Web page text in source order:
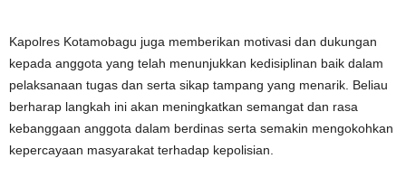
Kapolres Kotamobagu juga memberikan motivasi dan dukungan
kepada anggota yang telah menunjukkan kedisiplinan baik dalam
pelaksanaan tugas dan serta sikap tampang yang menarik. Beliau
berharap langkah ini akan meningkatkan semangat dan rasa
kebanggaan anggota dalam berdinas serta semakin mengokohkan
kepercayaan masyarakat terhadap kepolisian.